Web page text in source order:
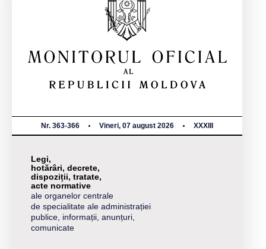
Nr. 363-366 Vineri, 07 august 2026 XXXIII
Legi,
hotărâri, decrete,
dispoziții, tratate,
acte normative
ale organelor centrale
de specialitate ale administrației
publice, informații, anunțuri,
comunicate